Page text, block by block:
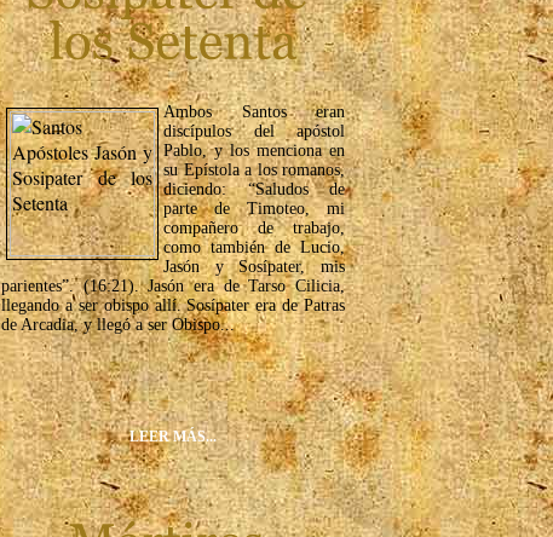
Ambos Santos eran
discípulos del apóstol
Pablo, y los menciona en
su Epístola a los romanos,
diciendo: “Saludos de
parte de Timoteo, mi
compañero de trabajo,
como también de Lucio,
Jasón y Sosípater, mis
parientes”. (16:21). Jasón era de Tarso Cilicia,
llegando a ser obispo allí. Sosípater era de Patras
de Arcadia, y llegó a ser Obispo...
LEER MÁS...